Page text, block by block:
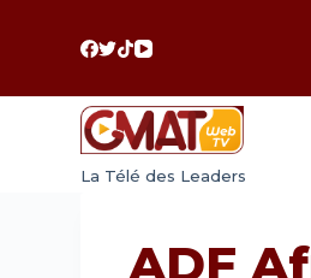
La Télé des Leaders
ADF